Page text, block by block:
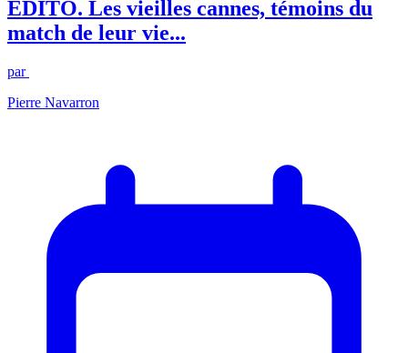
ÉDITO. Les vieilles cannes, témoins du
match de leur vie...
par
Pierre Navarron